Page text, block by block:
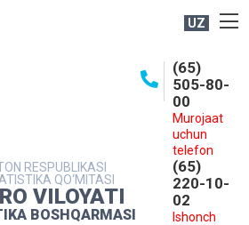
UZ
RESPUBLIKASI
QO‘MITASI
VILOYATI
BOSHQARMASI
(65)
505-80-
00
Murojaat
uchun
telefon
(65)
220-10-
02
Ishonch
XIZMATI
MUROJAATLAR